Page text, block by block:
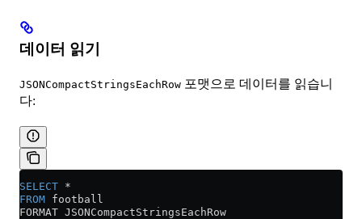
데이터 읽기
JSONCompactStringsEachRow 포맷으로 데이터를 읽습니
다:
SELECT *
FROM football
FORMAT JSONCompactStringsEachRow